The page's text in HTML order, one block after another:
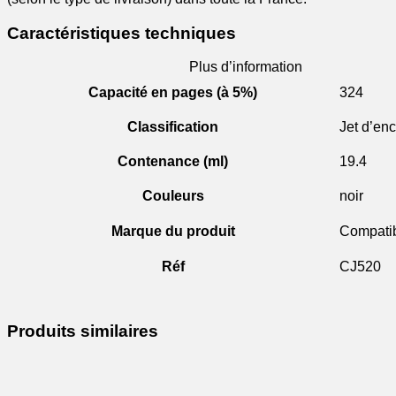
Caractéristiques techniques
Plus d’information
Capacité en pages (à 5%)
324
Classification Jet
Contenance (ml) 19.4
Couleurs noir
Marque du produit
Réf CJ520
Produits similaires